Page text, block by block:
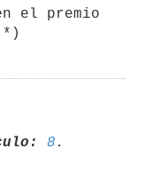
el premio
8